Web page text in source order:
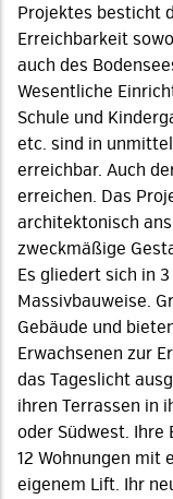
Projektes besticht
Erreichbarkeit
auch des
Wesentliche
Schule und
etc. sind in
erreichbar. Auch
erreichen. Das
architektonisch
zweckmäßige
Es gliedert sich in
Massivbauweise.
Gebäude und
Erwachsenen zur
das Tageslicht
ihren Terrassen in
oder Südwest.
12 Wohnungen mit
eigenem Lift. Ihr